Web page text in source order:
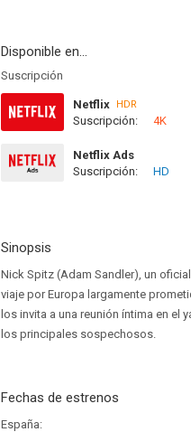
Disponible en...
Suscripción
Netflix HDR
Suscripción: 4K
Netflix Ads
Suscripción:
HD
Sinopsis
Nick Spitz (Adam Sandler), un
viaje por Europa largamente
los invita a una reunión íntima en el
los principales sospechosos.
Fechas de estrenos
España: